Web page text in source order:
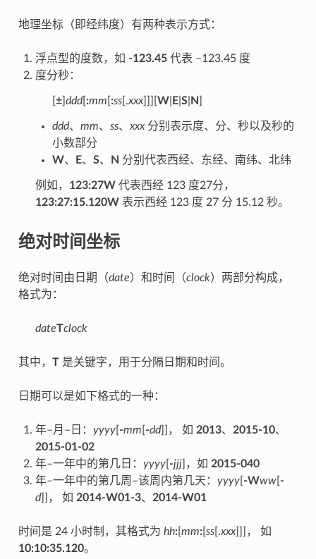
地理坐标（即经纬度）有两种表示方式：
浮点型的度数，如 -123.45代表 –123.45 度
度分秒：
±] ddd[ :mm :ss[.xxx]]][ W| E| S| N
ddd、 mm、 ss、 xxx分别表示度、分、秒以及秒的
小数部分
W、 E、 S、 N 分别代表西经、东经、南纬、北纬
例如， 123:27W代表西经 123 度27分，
123:27:15.120W表示西经 123 度 27 分 15.12 秒。
绝对时间坐标
绝对时间由日期（date）和时间（clock）两部分构成，
格式为：
dateTclock
其中， T是关键字，用于分隔日期和时间。
日期可以是如下格式的一种：
年–月–日： yyyy[ -mm -dd]]， 如 2013、 2015-10、
2015-01-02
年–一年中的第几日： yyyy[ -jjj]，如 2015-040
年–一年中的第几周–该周内第几天： yyyy[ -Www[ -
d]]， 如 2014-W01-3、 2014-W01
时间是 24 小时制，其格式为 hh:[ mm:[ ss[.xxx]]]， 如
10:10:35.120。